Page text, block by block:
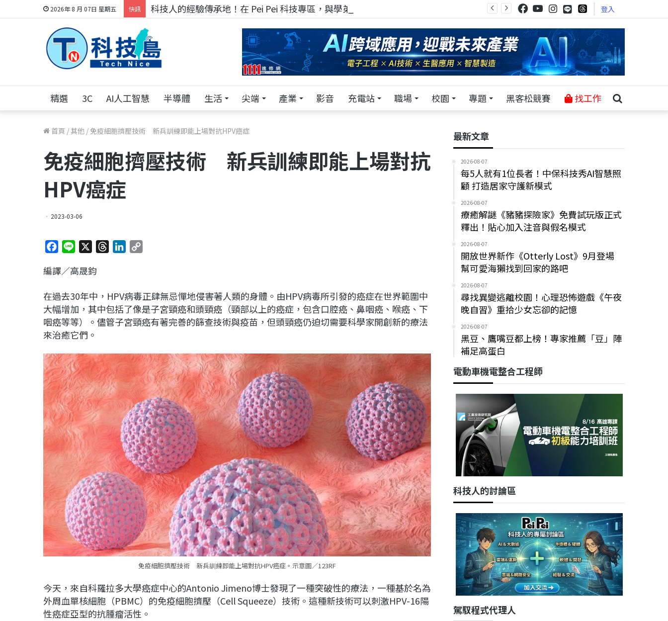
2026年 8 月 07日 星期五 快訊 科技人的經驗傳承地！在 Pei Pei 科技專區，與學弟妹交流最硬核的技術 登入
精選 3C AI人工智慧 半導體 生活 尖端 產業 影音 充電站 職場 校園 專題 黑客松競賽 找工作
首頁 /其他 /免疫細胞擠壓技術 新兵訓練即能上場對抗HPV癌症
免疫細胞擠壓技術 新兵訓練即能上場對抗
HPV癌症
2023-03-06
c
b
o
o
k
n
a
d
s
e
d
I
L
i
n
編譯／高晟鈞
在過去30年中，HPV病毒正肆無忌憚地侵害著人類的身體。由HPV病毒所引發的癌症在世界範圍中
大幅增加，其中包括了像是子宮頸癌和頭頸癌（頸部以上的癌症，包含口腔癌、鼻咽癌、喉癌、下
咽癌等等）。儘管子宮頸癌有著完善的篩查技術與疫苗，但頭頸癌仍迫切需要科學家開創新的療法
來治癒它們。
免疫細胞擠壓技術 新兵訓練即能上場對抗HPV癌症。示意圖／123RF
今天，來自科羅拉多大學癌症中心的Antonio Jimeno博士發現了一種突破性的療法，一種基於名為
外周血單核細胞（PBMC）的免疫細胞擠壓（Cell Squeeze）技術。這種新技術可以刺激HPV-16陽
性癌症亞型的抗腫瘤活性。
最新文章
2026-08-07
每5人就有1位長者！中保科技秀AI智慧照
顧 打造居家守護新模式
2026-08-07
療癒解謎《豬豬探險家》免費試玩版正式
釋出！貼心加入注音與假名模式
2026-08-07
開放世界新作《Otterly Lost》9月登場
幫可愛海獺找到回家的路吧
2026-08-07
尋找異變逃離校園！心理恐怖遊戲《午夜
晚自習》重拾少女忘卻的記憶
2026-08-07
黑豆、鷹嘴豆都上榜！專家推薦「豆」陣
補足高蛋白
電動車機電整合工程師
科技人的討論區
駕馭程式代理人